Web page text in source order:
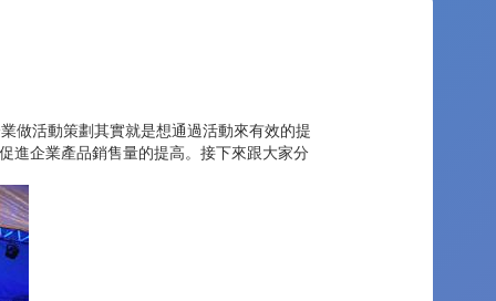
做活動策劃其實就是想通過活動來有效的提
進企業產品銷售量的提高。接下來跟大家分